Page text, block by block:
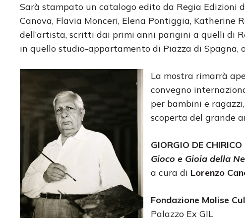
Sarà stampato un catalogo edito da Regia Edizioni
Canova, Flavia Monceri, Elena Pontiggia, Katherine
dell’artista, scritti dai primi anni parigini a quelli di
in quello studio-appartamento di Piazza di Spagna,
La mostra rimarrà
convegno
per bambini e
scoperta del grande
GIORGIO DE CHIRICO
Gioco e Gioia della
a cura di Lorenzo
Fondazione Molise
Palazzo Ex GIL